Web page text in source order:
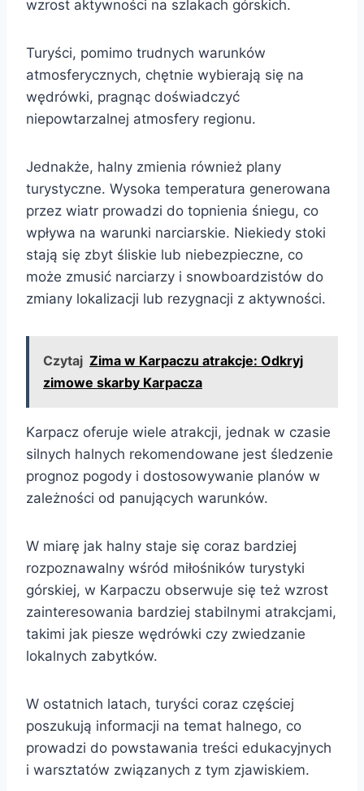
wzrost aktywności na szlakach górskich.
Turyści, pomimo trudnych warunków
atmosferycznych, chętnie wybierają się na
wędrówki, pragnąc doświadczyć
niepowtarzalnej atmosfery regionu.
Jednakże, halny zmienia również plany
turystyczne. Wysoka temperatura generowana
przez wiatr prowadzi do topnienia śniegu, co
wpływa na warunki narciarskie. Niekiedy stoki
stają się zbyt śliskie lub niebezpieczne, co
może zmusić narciarzy i snowboardzistów do
zmiany lokalizacji lub rezygnacji z aktywności.
Czytaj Zima w Karpaczu atrakcje: Odkryj
zimowe skarby Karpacza
Karpacz oferuje wiele atrakcji, jednak w czasie
silnych halnych rekomendowane jest śledzenie
prognoz pogody i dostosowywanie planów w
zależności od panujących warunków.
W miarę jak halny staje się coraz bardziej
rozpoznawalny wśród miłośników turystyki
górskiej, w Karpaczu obserwuje się też wzrost
zainteresowania bardziej stabilnymi atrakcjami,
takimi jak piesze wędrówki czy zwiedzanie
lokalnych zabytków.
W ostatnich latach, turyści coraz częściej
poszukują informacji na temat halnego, co
prowadzi do powstawania treści edukacyjnych
i warsztatów związanych z tym zjawiskiem.